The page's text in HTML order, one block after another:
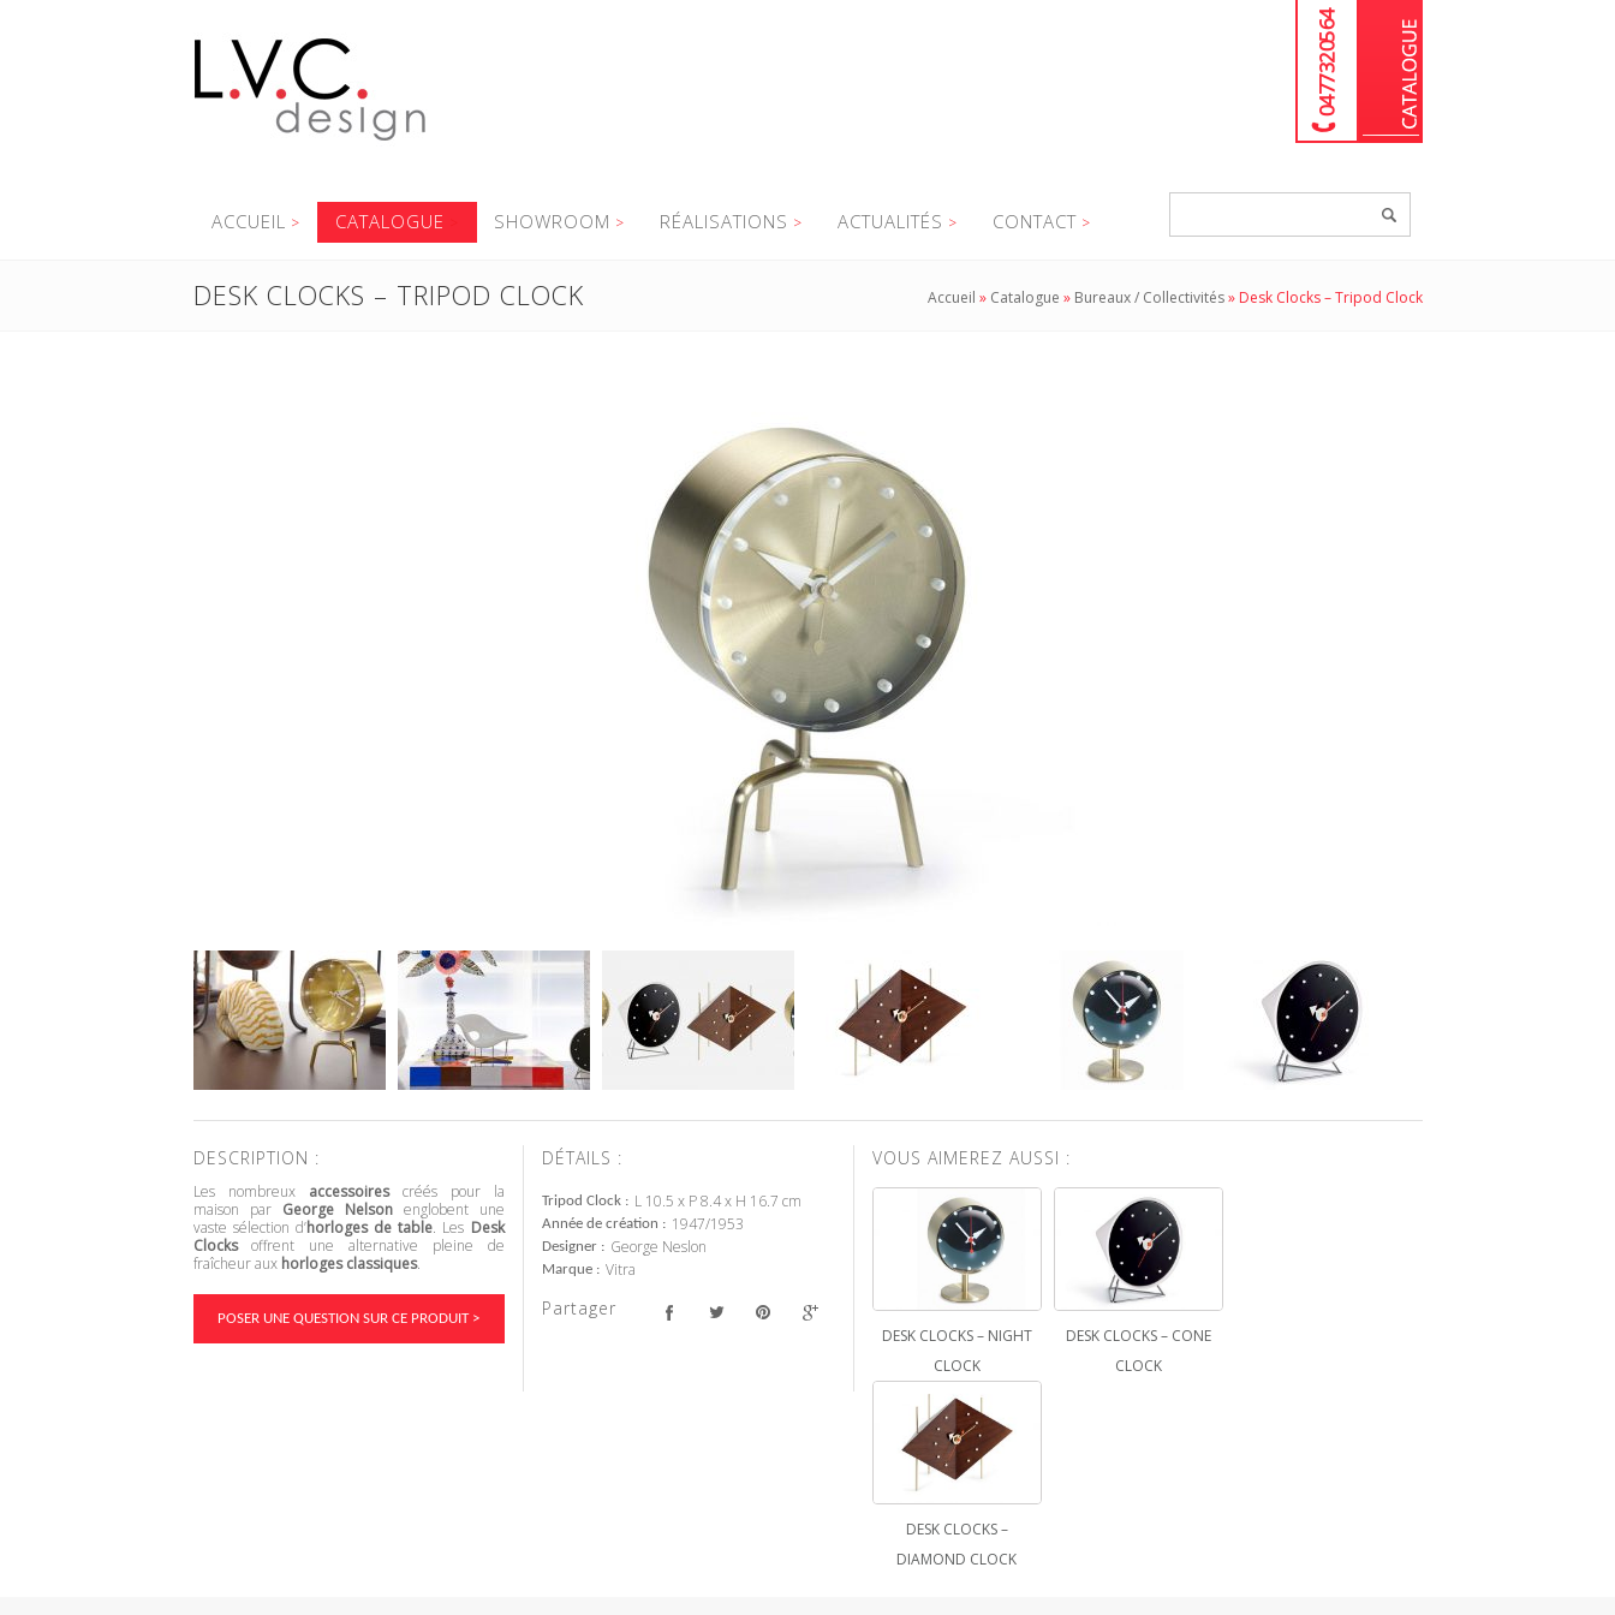
04 77 32 05 64
ACCUEIL CATALOGUE SHOWROOM RÉALISATIONS ACTUALITÉS CONTACT
DESK CLOCKS – TRIPOD CLOCK Accueil » Catalogue » Bureaux / Collectivités» Desk Clocks – Tripod Clock
DESCRIPTION :
Les nombreux accessoirescréés pour la
maison par George Nelsonenglobent une
vaste sélection d’horloges de table. Les Desk
Clocksoffrent une alternative pleine de
fraîcheur aux horloges classiques.
POSER UNE QUESTION SUR CE PRODUIT >
DÉTAILS :
Tripod Clock L 10.5 x P 8.4 x H 16.7 cm
Année de création 1947/1953
Designer George Neslon
Marque Vitra
Partager
VOUS AIMEREZ AUSSI :
DESK CLOCKS – NIGHT
CLOCK
DESK CLOCKS – CONE
CLOCK
DESK CLOCKS –
DIAMOND CLOCK